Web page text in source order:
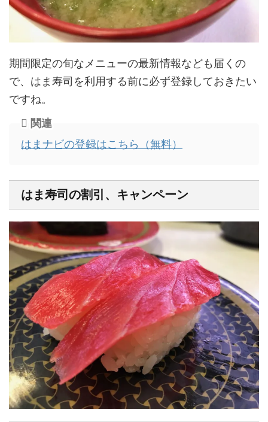
期間限定の旬なメニューの最新情報なども届くの
で、はま寿司を利用する前に必ず登録しておきたい
ですね。
関連
はまナビの登録はこちら（無料）
はま寿司の割引、キャンペーン